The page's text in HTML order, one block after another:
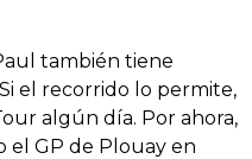
también tiene
el recorrido lo permite,
algún día. Por ahora,
el GP de Plouay en